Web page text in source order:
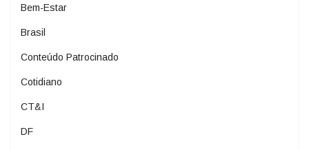
Bem-Estar
Brasil
Conteúdo Patrocinado
Cotidiano
CT&I
DF